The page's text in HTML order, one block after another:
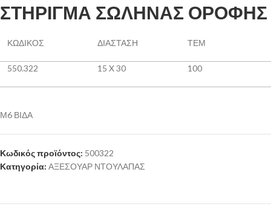
ΣΤΗΡΙΓΜΑ ΣΩΛΗΝΑΣ ΟΡΟΦΗΣ
ΚΩΔΙΚΟΣ ΔΙΑΣΤΑΣΗ ΤΕΜ
550.322 15 X 30 100
Μ6 ΒΙΔΑ
Κωδικός προϊόντος: 500322
Κατηγορία: ΑΞΕΣΟΥΑΡ ΝΤΟΥΛΑΠΑΣ